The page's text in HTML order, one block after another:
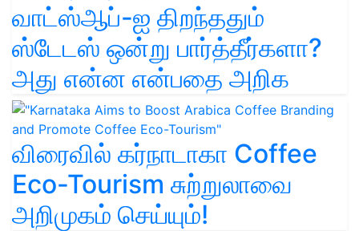
வாட்ஸ்ஆப்-ஐ திறந்ததும்
ஸ்டேடஸ் ஒன்று பார்த்தீர்களா?
அது என்ன என்பதை அறிக
விரைவில் கர்நாடாகா Coffee
Eco-Tourism சுற்றுலாவை
அறிமுகம் செய்யும்!